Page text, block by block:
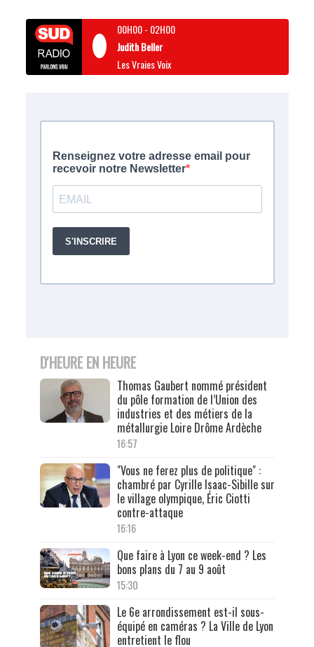
00H00- 02H00
Judith Beller
Les Vraies Voix
D'HEURE EN HEURE
Thomas Gaubert nommé président
du pôle formation de l’Union des
industries et des métiers de la
métallurgie Loire Drôme Ardèche
16:57
"Vous ne ferez plus de politique" :
chambré par Cyrille Isaac-Sibille sur
le village olympique, Éric Ciotti
contre-attaque
16:16
Que faire à Lyon ce week-end ? Les
bons plans du 7 au 9 août
15:30
Le 6e arrondissement est-il sous-
équipé en caméras ? La Ville de Lyon
entretient le flou